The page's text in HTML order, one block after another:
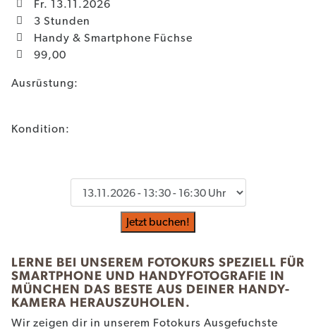
LERNE BEI UNSEREM FOTOKURS SPEZIELL FÜR
SMARTPHONE UND HANDYFOTOGRAFIE IN
MÜNCHEN DAS BESTE AUS DEINER HANDY-
KAMERA HERAUSZUHOLEN.
Wir zeigen dir in unserem Fotokurs Ausgefuchste
Fr. 13.11.2026
3 Stunden
Handy & Smartphone Füchse
99,00
Ausrüstung:
Kondition:
Jetzt buchen!